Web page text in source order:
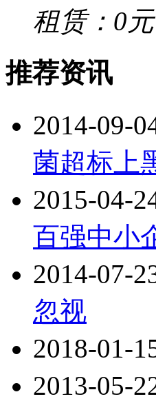
租赁：0元
推荐资讯
2014-09-
菌超标上
2015-04-
百强中小
2014-07-
忽视
2018-01-
2013-05-